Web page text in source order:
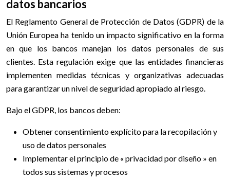
datos bancarios
El Reglamento General de Protección de Datos (GDPR) de la
Unión Europea ha tenido un impacto significativo en la forma
en que los bancos manejan los datos personales de sus
clientes. Esta regulación exige que las entidades financieras
implementen medidas técnicas y organizativas adecuadas
para garantizar un nivel de seguridad apropiado al riesgo.
Bajo el GDPR, los bancos deben:
Obtener consentimiento explícito para la recopilación y
uso de datos personales
Implementar el principio de « privacidad por diseño » en
todos sus sistemas y procesos